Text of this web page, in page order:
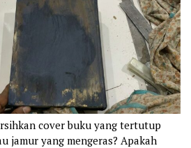
cover buku yang tertutup
jamur yang mengeras? Apakah